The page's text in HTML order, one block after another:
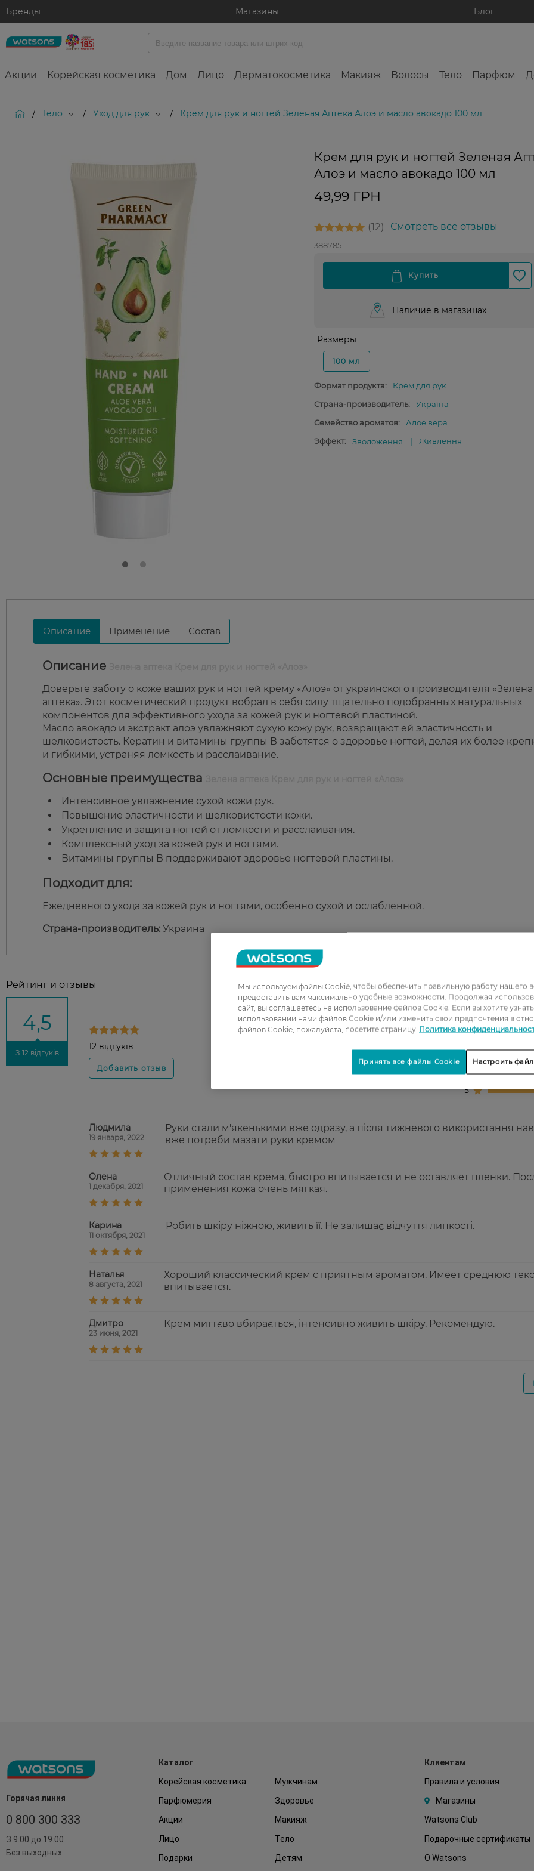
Бренды Магазины Блог
Акции Корейская косметика Дом Лицо Дерматокосметика Макияж Волосы Тело Парфюм
/ Тело / Уход для рук / Крем для рук и ногтей Зеленая Аптека Алоэ и масло авокадо 100 мл
Крем для рук и ногтей Зеленая
Алоэ и масло авокадо 100 мл
49,99 ГРН
12 Смотреть все отзывы
388785
Наличие в магазинах
Размеры
100 мл
Формат продукта:
Крем для рук
Страна-производитель:
Україна
Семейство ароматов:
Алое вера
Эффект:
Зволоження Живлення
Описание Применение Состав
Описание
Доверьте заботу о коже ваших рук и ногтей крему «Алоэ» от украинского производителя «Зелена
аптека». Этот косметический продукт вобрал в себя силу тщательно подобранных натуральных
компонентов для эффективного ухода за кожей рук и ногтевой пластиной.
Масло авокадо и экстракт алоэ увлажняют сухую кожу рук, возвращают ей эластичность и
шелковистость. Кератин и витамины группы В заботятся о здоровье ногтей, делая их более
и гибкими, устраняя ломкость и расслаивание.
Основные преимущества
Интенсивное увлажнение сухой кожи рук.
Повышение эластичности и шелковистости кожи.
Укрепление и защита ногтей от ломкости и расслаивания.
Комплексный уход за кожей рук и ногтями.
Витамины группы В поддерживают здоровье ногтевой пластины.
Подходит для:
Ежедневного ухода за кожей рук и ногтями, особенно сухой и ослабленной.
Страна-производитель: Украина
Рейтинг и отзывы
4,5
З 12 відгуків
12 відгуків
1
2
3
4
5
Людмила
19 января, 2022
Руки стали м'якенькими вже одразу, а після тижневого використання
вже потреби мазати руки кремом
Олена
1 декабря, 2021
Отличный состав крема, быстро впитывается и не оставляет пленки.
применения кожа очень мягкая.
Карина
11 октября, 2021
Робить шкіру ніжною, живить її. Не залишає відчуття липкості.
Наталья
8 августа, 2021
Хороший классический крем с приятным ароматом. Имеет среднюю
впитывается.
Дмитро
23 июня, 2021
Крем миттєво вбирається, інтенсивно живить шкіру. Рекомендую.
Горячая линия
0 800 300 333
З 9:00 до 19:00
Без выходных
Каталог
Корейская косметика
Мужчинам
Парфюмерия
Здоровье
Акции
Макияж
Лицо
Тело
Подарки
Детям
Клиентам
Правила и условия
Магазины
Watsons Club
Подарочные сертификаты
О Watsons
Мы используем файлы Cookie, чтобы обеспечить правильную работу нашего
предоставить вам максимально удобные возможности. Продолжая
сайт, вы соглашаетесь на использование файлов Cookie. Если вы хотите
использовании нами файлов Cookie и/или изменить свои предпочтения в
файлов Cookie, пожалуйста, посетите страницу Политика
Настроить
Принять все файлы Cookie